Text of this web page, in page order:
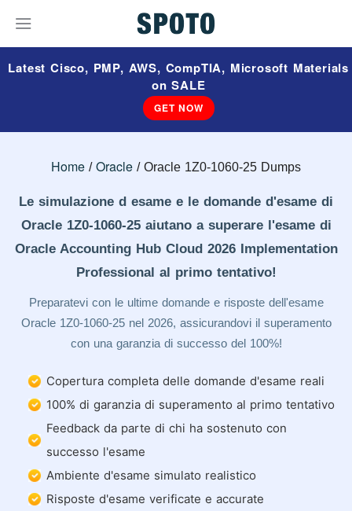
Latest Cisco, PMP, AWS, CompTIA, Microsoft Materials
on SALE
GET NOW
Home Oracle Oracle 1Z0-1060-25 Dumps
Le simulazione d esame e le domande d'esame di
Oracle 1Z0-1060-25 aiutano a superare l'esame di
Oracle Accounting Hub Cloud 2026 Implementation
Professional al primo tentativo!
Preparatevi con le ultime domande e risposte dell'esame
Oracle 1Z0-1060-25 nel 2026, assicurandovi il superamento
con una garanzia di successo del 100%!
Copertura completa delle domande d'esame reali
100% di garanzia di superamento al primo tentativo
Feedback da parte di chi ha sostenuto con
successo l'esame
Ambiente d'esame simulato realistico
Risposte d'esame verificate e accurate